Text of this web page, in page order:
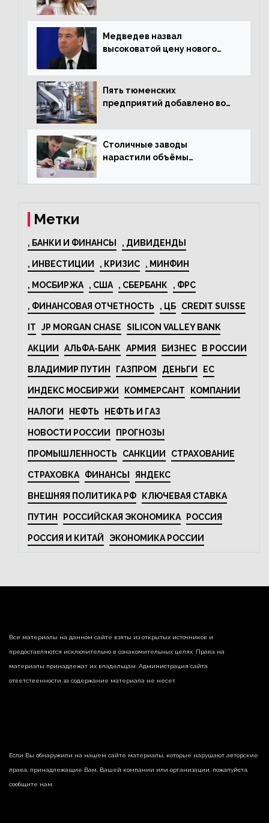
Медведев назвал
высоковатой цену нового
Пять тюменских
предприятий добавлено во
туризма
Столичные заводы
нарастили объёмы
электрооборудования на
Метки
, БАНКИ И ФИНАНСЫ , ДИВИДЕНДЫ
, ИНВЕСТИЦИИ , КРИЗИС , МИНФИН
, МОСБИРЖА , США , СБЕРБАНК , ФРС
, ФИНАНСОВАЯ ОТЧЕТНОСТЬ , ЦБ CREDIT SUISSE
IT JP MORGAN CHASE SILICON VALLEY BANK
АКЦИИ АЛЬФА-БАНК АРМИЯ БИЗНЕС В РОССИИ
ВЛАДИМИР ПУТИН ГАЗПРОМ ДЕНЬГИ ЕС
ИНДЕКС МОСБИРЖИ КОММЕРСАНТ КОМПАНИИ
НАЛОГИ НЕФТЬ НЕФТЬ И ГАЗ
НОВОСТИ РОССИИ ПРОГНОЗЫ
ПРОМЫШЛЕННОСТЬ САНКЦИИ СТРАХОВАНИЕ
СТРАХОВКА ФИНАНСЫ ЯНДЕКС
ВНЕШНЯЯ ПОЛИТИКА РФ КЛЮЧЕВАЯ СТАВКА
ПУТИН РОССИЙСКАЯ ЭКОНОМИКА РОССИЯ
РОССИЯ И КИТАЙ ЭКОНОМИКА РОССИИ
Все материалы на данном сайте взяты из открытых источников и
предоставляются исключительно в ознакомительных целях. Права на
материалы принадлежат их владельцам. Администрация сайта
ответственности за содержание материала не несет.
Если Вы обнаружили на нашем сайте материалы, которые нарушают авторские
права, принадлежащие Вам, Вашей компании или организации, пожалуйста,
сообщите нам.